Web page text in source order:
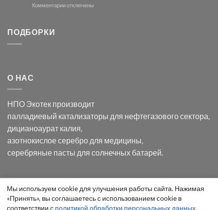
модификации
и
Комментариик
оксида
в
электролите
калий
дицианоаурат–
гексацианоферрата
отключены
ПОДБОРКИ
О НАС
НПО Экотек производит
палладиевый катализаторы для нефтегазового сектора,
дицианоаурат калия,
азотнокислое серебро для медицины,
серебряные пасты для солнечных батарей.
ООО "Экотек" 2026 ©Внимание! Все указанные сведения
приведены как справочная информация и не являются
Уведомление
о
Мы используем cookie для улучшения работы сайта. Нажимая
«Принять», вы соглашаетесь с использованием cookie в
соответствии с политикой обработки персональных данных.